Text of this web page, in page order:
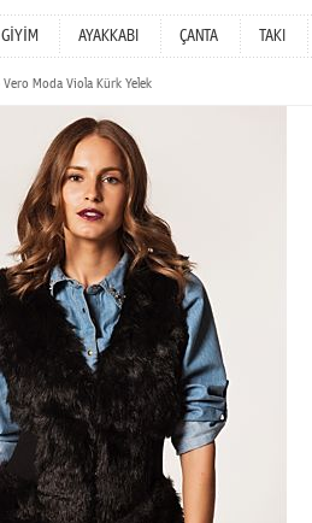
GİYİM AYAKKABI ÇANTA TAKI
Vero Moda Viola Kürk Yelek